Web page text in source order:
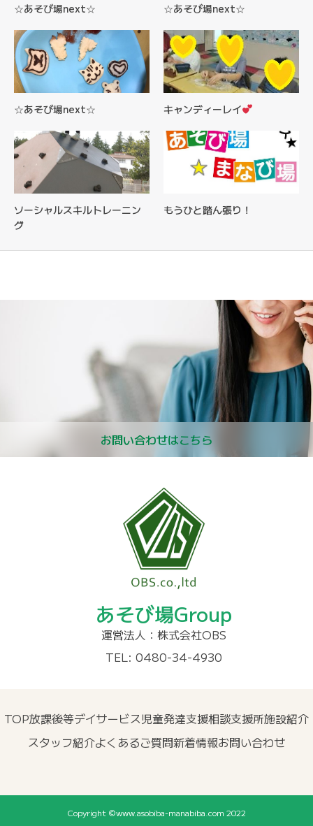
☆あそび場next☆ ☆あそび場next☆
☆あそび場next☆ キャンディーレイ
ソーシャルスキルトレーニン
グ
もうひと踏ん張り！
お問い合わせはこちら
あそび場Group
運営法人：株式会社OBS
TEL: 0480-34-4930
TOP放課後等デイサービス児童発達支援相談支援所施設紹介
スタッフ紹介よくあるご質問新着情報お問い合わせ
Copyright ©www.asobiba-manabiba.com 2022